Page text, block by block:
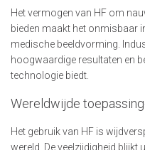
Het vermogen van HF om
bieden maakt het onmisbaar
medische beeldvorming.
hoogwaardige resultaten en
technologie biedt.
Wereldwijde
Het gebruik van HF is
wereld. De veelzijdigheid blijkt